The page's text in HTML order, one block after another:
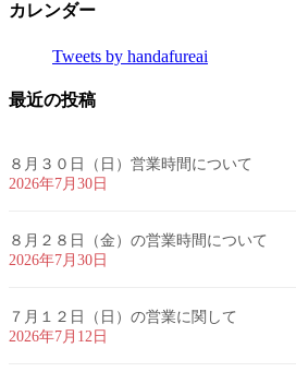
カレンダー
Tweets by handafureai
最近の投稿
８月３０日（日）営業時間について
2026年7月30日
８月２８日（金）の営業時間について
2026年7月30日
７月１２日（日）の営業に関して
2026年7月12日